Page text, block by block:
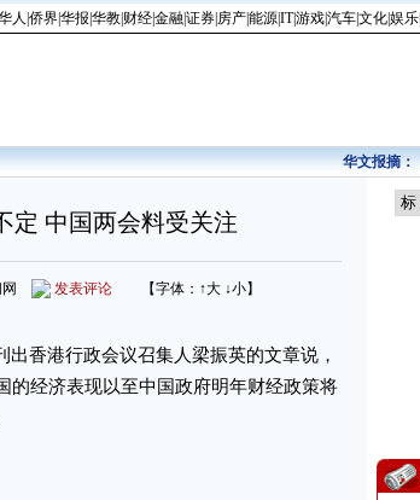
人 侨界|华报 华教| 财经|金融|证券| 房产|能源|IT|游戏|汽车|文化|娱乐|
华文报摘：
定 中国两会料受关注
网 发表评论 【字体： ↑大 ↓小】
香港行政会议召集人梁振英的文章说，
的经济表现以至中国政府明年财经政策将